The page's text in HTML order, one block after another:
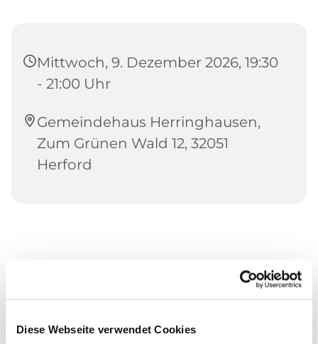
Diese Webseite verwendet Cookies
Mittwoch, 9. Dezember 2026, 19:30
- 21:00 Uhr
Gemeindehaus Herringhausen,
Zum Grünen Wald 12, 32051
Herford